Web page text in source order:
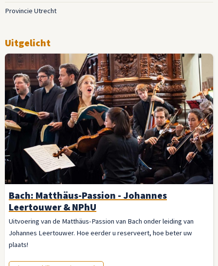
Provincie Utrecht
Uitgelicht
Bach: Matthäus-Passion - Johannes
Leertouwer & NPhU
Uitvoering van de Matthäus-Passion van Bach onder leiding van
Johannes Leertouwer. Hoe eerder u reserveert, hoe beter uw
plaats!